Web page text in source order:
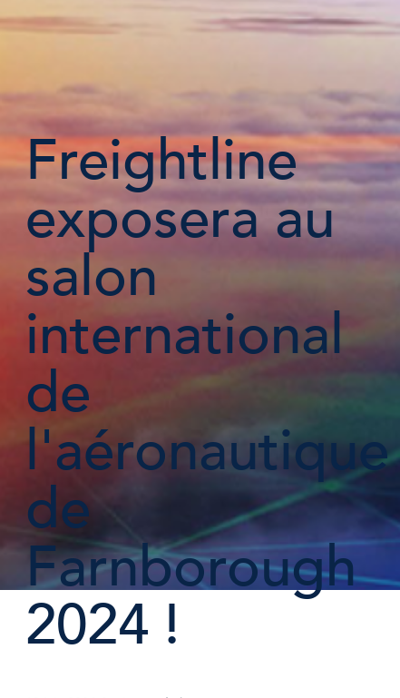
Freightline
exposera au
salon
international
de
l'aéronautique
de
Farnborough
2024 !